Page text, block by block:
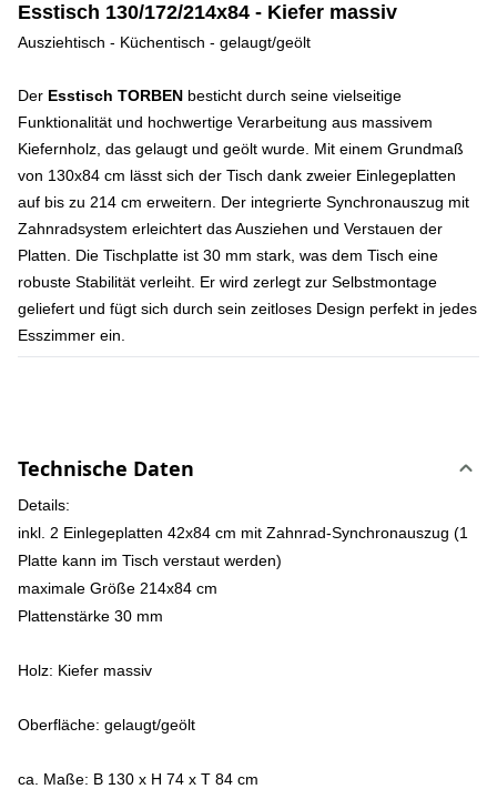
Esstisch 130/172/214x84 - Kiefer massiv
Ausziehtisch - Küchentisch - gelaugt/geölt
Der Esstisch TORBEN besticht durch seine vielseitige
Funktionalität und hochwertige Verarbeitung aus massivem
Kiefernholz, das gelaugt und geölt wurde. Mit einem Grundmaß
von 130x84 cm lässt sich der Tisch dank zweier Einlegeplatten
auf bis zu 214 cm erweitern. Der integrierte Synchronauszug mit
Zahnradsystem erleichtert das Ausziehen und Verstauen der
Platten. Die Tischplatte ist 30 mm stark, was dem Tisch eine
robuste Stabilität verleiht. Er wird zerlegt zur Selbstmontage
geliefert und fügt sich durch sein zeitloses Design perfekt in jedes
Esszimmer ein.
Technische Daten
Details:
inkl. 2 Einlegeplatten 42x84 cm mit Zahnrad-Synchronauszug (1
Platte kann im Tisch verstaut werden)
maximale Größe 214x84 cm
Plattenstärke 30 mm
Holz: Kiefer massiv
Oberfläche: gelaugt/geölt
ca. Maße: B 130 x H 74 x T 84 cm